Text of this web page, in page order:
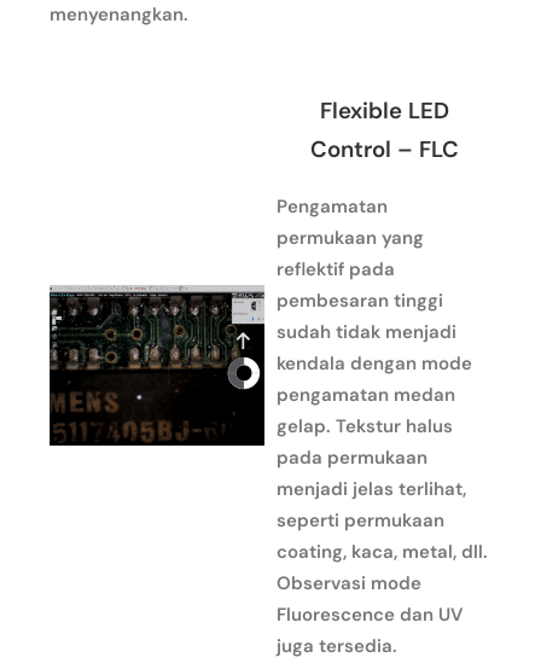
menyenangkan.
Flexible LED
Control – FLC
Pengamatan
permukaan yang
reflektif pada
pembesaran tinggi
sudah tidak menjadi
kendala dengan mode
pengamatan medan
gelap. Tekstur halus
pada permukaan
menjadi jelas terlihat,
seperti permukaan
coating, kaca, metal, dll.
Observasi mode
Fluorescence dan UV
juga tersedia.